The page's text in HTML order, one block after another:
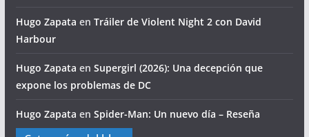
Hugo Zapata en Tráiler de Violent Night 2 con David
Harbour
Hugo Zapata en Supergirl (2026): Una decepción que
expone los problemas de DC
Hugo Zapata en Spider-Man: Un nuevo día – Reseña